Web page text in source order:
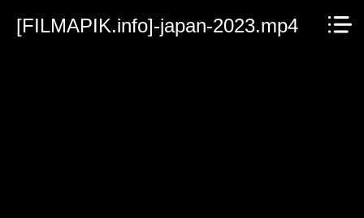
[FILMAPIK.info]-japan-2023.mp4